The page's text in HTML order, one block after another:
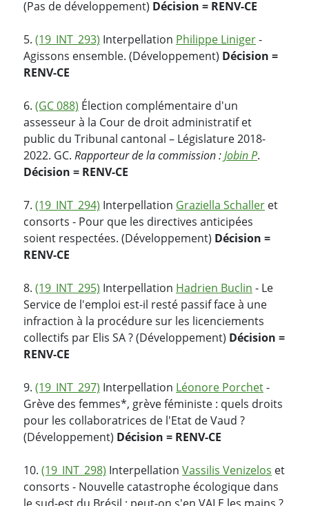
(Pas de développement) Décision = RENV-CE
5. (19_INT_293) Interpellation Philippe Liniger-
Agissons ensemble. (Développement) Décision =
RENV-CE
6. (GC 088) Élection complémentaire d'un
assesseur à la Cour de droit administratif et
public du Tribunal cantonal – Législature 2018-
2022. GC. Rapporteur de la commission :Jobin P.
Décision = RENV-CE
7. (19_INT_294) Interpellation Graziella Schaller et
consorts - Pour que les directives anticipées
soient respectées. (Développement) Décision =
RENV-CE
8. (19_INT_295) Interpellation Hadrien Buclin - Le
Service de l'emploi est-il resté passif face à une
infraction à la procédure sur les licenciements
collectifs par Elis SA ? (Développement) Décision =
RENV-CE
9. (19_INT_297) Interpellation Léonore Porchet-
Grève des femmes*, grève féministe : quels droits
pour les collaboratrices de l'Etat de Vaud ?
(Développement) Décision = RENV-CE
10. (19_INT_298) Interpellation Vassilis Venizelos et
consorts - Nouvelle catastrophe écologique dans